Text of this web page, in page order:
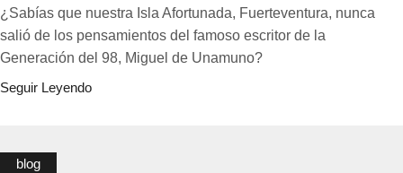
¿Sabías que nuestra Isla Afortunada, Fuerteventura, nunca
salió de los pensamientos del famoso escritor de la
Generación del 98, Miguel de Unamuno?
Seguir Leyendo
blog